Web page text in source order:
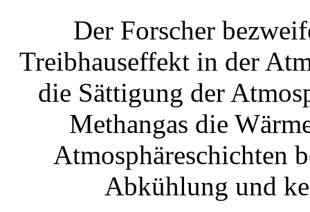
Der Forscher
Treibhauseffekt in der
die Sättigung der
Methangas die
Atmosphäreschichten
Abkühlung und